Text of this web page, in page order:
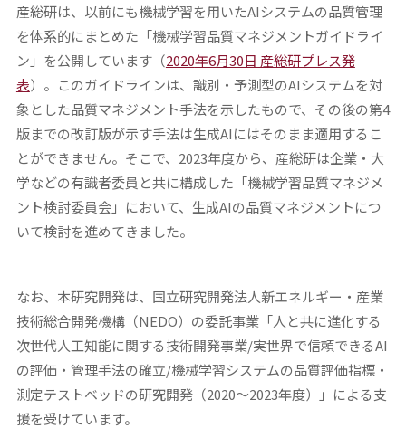
産総研は、以前にも機械学習を用いたAIシステムの品質管理
を体系的にまとめた「機械学習品質マネジメントガイドライ
ン」を公開しています（2020年6月30日 産総研プレス発
表）。このガイドラインは、識別・予測型のAIシステムを対
象とした品質マネジメント手法を示したもので、その後の第4
版までの改訂版が示す手法は生成AIにはそのまま適用するこ
とができません。そこで、2023年度から、産総研は企業・大
学などの有識者委員と共に構成した「機械学習品質マネジメ
ント検討委員会」において、生成AIの品質マネジメントにつ
いて検討を進めてきました。
なお、本研究開発は、国立研究開発法人新エネルギー・産業
技術総合開発機構（NEDO）の委託事業「人と共に進化する
次世代人工知能に関する技術開発事業/実世界で信頼できるAI
の評価・管理手法の確立/機械学習システムの品質評価指標・
測定テストベッドの研究開発（2020～2023年度）」による支
援を受けています。